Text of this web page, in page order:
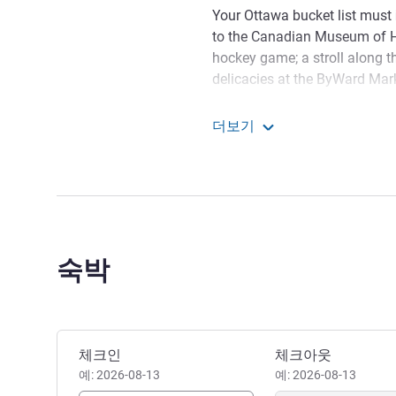
Your Ottawa bucket list
to the Canadian Museum of
hockey game; a stroll along
delicacies at the ByWard
Canadian Tulip Festival,
room and suite. You are just
Embark on adventure. Join
Genevieve Dumas 호텔 관리
더보기
숙박
이 호텔 예약하기
체크인
예: 2026-08-13
체크아웃
예: 2026-08-13